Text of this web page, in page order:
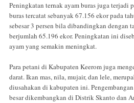
Peningkatan ternak ayam buras juga terjadi
buras tercatat sebanyak 67.156 ekor pada
sebesar 3 persen bila dibandingkan dengan
berjumlah 65.196 ekor. Peningkatan ini
ayam yang semakin meningkat.
Para petani di Kabupaten Keerom juga
darat. Ikan mas, nila, mujair, dan lele,
diusahakan di kabupaten ini.
besar dikembangkan di Distrik Skanto dan